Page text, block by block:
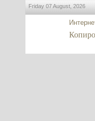
Friday 07 August, 2026